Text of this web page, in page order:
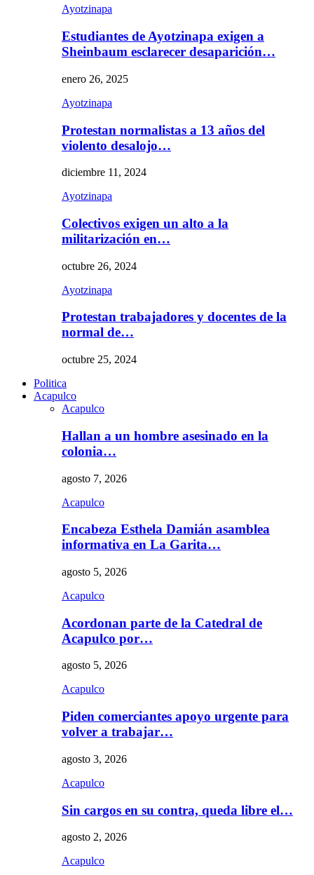
Ayotzinapa
Estudiantes de Ayotzinapa exigen a
Sheinbaum esclarecer desaparición…
enero 26, 2025
Ayotzinapa
Protestan normalistas a 13 años del
violento desalojo…
diciembre 11, 2024
Ayotzinapa
Colectivos exigen un alto a la
militarización en…
octubre 26, 2024
Ayotzinapa
Protestan trabajadores y docentes de la
normal de…
octubre 25, 2024
Politica
Acapulco
Acapulco
Hallan a un hombre asesinado en la
colonia…
agosto 7, 2026
Acapulco
Encabeza Esthela Damián asamblea
informativa en La Garita…
agosto 5, 2026
Acapulco
Acordonan parte de la Catedral de
Acapulco por…
agosto 5, 2026
Acapulco
Piden comerciantes apoyo urgente para
volver a trabajar…
agosto 3, 2026
Acapulco
Sin cargos en su contra, queda libre el…
agosto 2, 2026
Acapulco